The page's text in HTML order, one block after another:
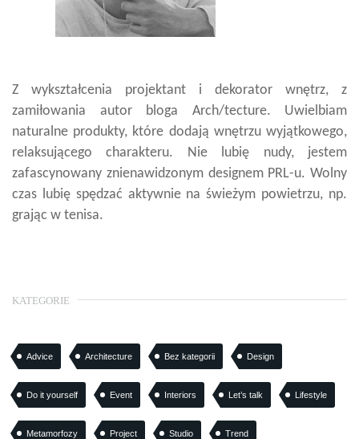
Z wykształcenia projektant i dekorator wnętrz, z
zamiłowania autor bloga Arch/tecture. Uwielbiam
naturalne produkty, które dodają wnętrzu wyjątkowego,
relaksującego charakteru. Nie lubię nudy, jestem
zafascynowany znienawidzonym designem PRL-u. Wolny
czas lubię spędzać aktywnie na świeżym powietrzu, np.
grając w tenisa.
KATEGORIE
Advice Architecture Bez kategorii Design
Do it yourself Event Interiors Let’s talk Lifestyle
Metamorfozy Project Studio Trend